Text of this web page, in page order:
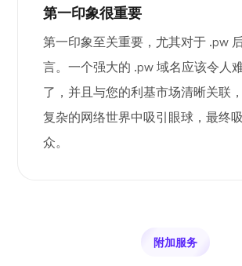
第一印象很重要
第一印象至关重要，尤其对于 .pw
言。一个强大的 .pw 域名应该令人
了，并且与您的利基市场清晰关联
复杂的网络世界中吸引眼球，最终
众。
附加服务